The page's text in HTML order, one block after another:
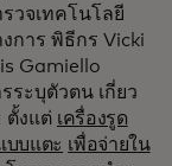
วจเทคโนโลยี
การ พิธีกร Vicki
Gamiello
ะบุตัวตน เกี่ยว
ตั้งแต่ เครื่องรูด
บบแตะ เพื่อจ่ายใน